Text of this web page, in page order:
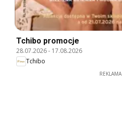
Tchibo promocje
28.07.2026- 17.08.2026
Tchibo
REKLAMA